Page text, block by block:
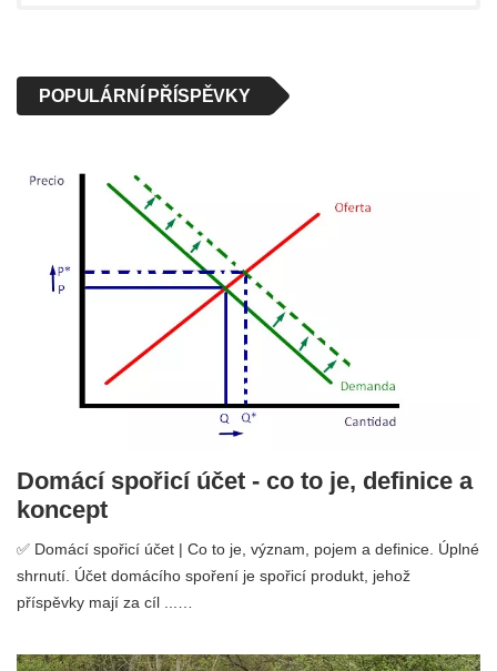
POPULÁRNÍ PŘÍSPĚVKY
Domácí spořicí účet - co to je, definice a
koncept
✅ Domácí spořicí účet | Co to je, význam, pojem a definice. Úplné
shrnutí. Účet domácího spoření je spořicí produkt, jehož
příspěvky mají za cíl ...…